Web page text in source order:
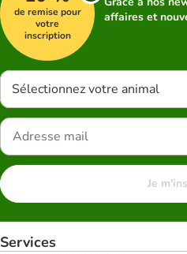
de remise pour
votre
inscription
affaires et
Sélectionnez votre animal
Je
Services